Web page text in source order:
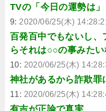
TVの「今日の運勢は
9: 2020/06/25(木)
百発百中でもないし、
らそれは○○の事みた
10: 2020/06/25(木)
神社があるから詐欺罪
11: 2020/06/25(木)
有吉が正論で真実